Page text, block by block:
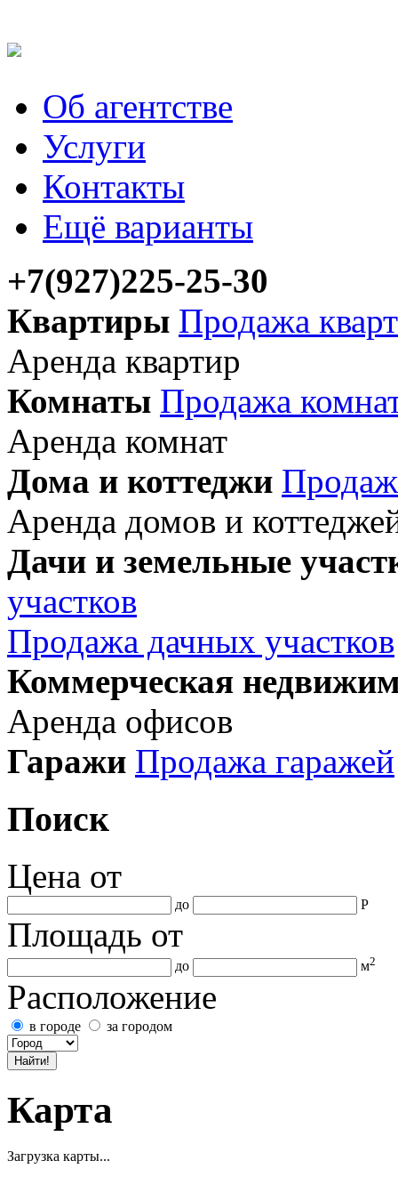
Об агентстве
Услуги
Контакты
Ещё варианты
+7(927)225-25-30
Квартиры Продажа
Аренда квартир
Комнаты Продажа
Аренда комнат
Дома и коттеджи
Аренда домов и
Дачи и земельные
участков
Продажа дачных участков
Коммерческая
Аренда офисов
Гаражи Продажа гаражей
Поиск
Цена от
до Р
Площадь от
до м2
Расположение
в городе за городом
Карта
Загрузка карты...